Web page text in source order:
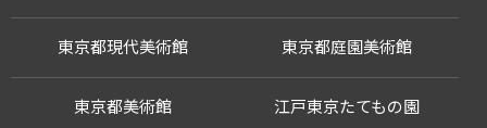
江戸東京たてもの園
東京都現代美術館 東京都庭園美術館
東京都美術館